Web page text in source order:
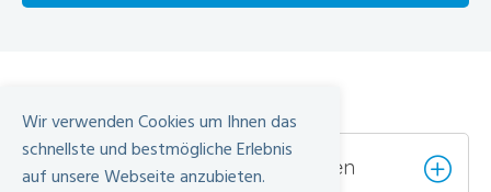
Welche Beschwerden verursachen
Wir verwenden Cookies um Ihnen das
schnellste und bestmögliche Erlebnis
auf unsere Webseite anzubieten.